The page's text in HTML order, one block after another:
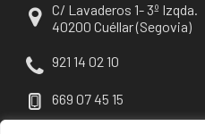
C/ Lavaderos 1- 3º Izqda.
40200 Cuéllar (Segovia)
921 14 02 10
669 07 45 15